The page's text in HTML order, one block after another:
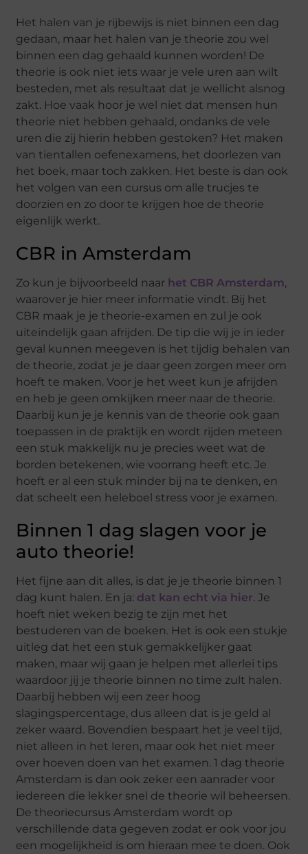
Het halen van je rijbewijs is niet binnen een dag
gedaan, maar het halen van je theorie zou wel
binnen een dag gehaald kunnen worden! De
theorie is ook niet iets waar je vele uren aan wilt
besteden, met als resultaat dat je wellicht alsnog
zakt. Hoe vaak hoor je wel niet dat mensen hun
theorie niet hebben gehaald, ondanks de vele
uren die zij hierin hebben gestoken? Het maken
van tientallen oefenexamens, het doorlezen van
het boek, maar toch zakken. Het beste is dan ook
het volgen van een cursus om alle trucjes te
doorzien en zo door te krijgen hoe de theorie
eigenlijk werkt.
CBR in Amsterdam
Zo kun je bijvoorbeeld naar het CBR Amsterdam,
waarover je hier meer informatie vindt. Bij het
CBR maak je je theorie-examen en zul je ook
uiteindelijk gaan afrijden. De tip die wij je in ieder
geval kunnen meegeven is het tijdig behalen van
de theorie, zodat je je daar geen zorgen meer om
hoeft te maken. Voor je het weet kun je afrijden
en heb je geen omkijken meer naar de theorie.
Daarbij kun je je kennis van de theorie ook gaan
toepassen in de praktijk en wordt rijden meteen
een stuk makkelijk nu je precies weet wat de
borden betekenen, wie voorrang heeft etc. Je
hoeft er al een stuk minder bij na te denken, en
dat scheelt een heleboel stress voor je examen.
Binnen 1 dag slagen voor je
auto theorie!
Het fijne aan dit alles, is dat je je theorie binnen 1
dag kunt halen. En ja: dat kan echt via hier. Je
hoeft niet weken bezig te zijn met het
bestuderen van de boeken. Het is ook een stukje
uitleg dat het een stuk gemakkelijker gaat
maken, maar wij gaan je helpen met allerlei tips
waardoor jij je theorie binnen no time zult halen.
Daarbij hebben wij een zeer hoog
slagingspercentage, dus alleen dat is je geld al
zeker waard. Bovendien bespaart het je veel tijd,
niet alleen in het leren, maar ook het niet meer
over hoeven doen van het examen. 1 dag theorie
Amsterdam is dan ook zeker een aanrader voor
iedereen die lekker snel de theorie wil beheersen.
De theoriecursus Amsterdam wordt op
verschillende data gegeven zodat er ook voor jou
een mogelijkheid is om hieraan mee te doen. Ook